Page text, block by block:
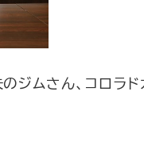
ジムさん、コロラ